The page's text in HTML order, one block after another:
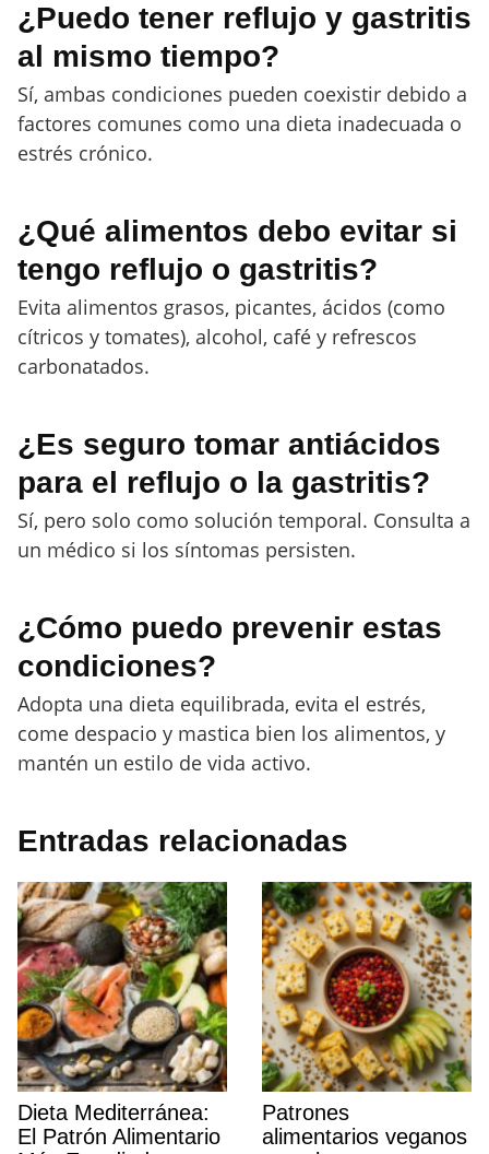
¿Puedo tener reflujo y gastritis
al mismo tiempo?
Sí, ambas condiciones pueden coexistir debido a
factores comunes como una dieta inadecuada o
estrés crónico.
¿Qué alimentos debo evitar si
tengo reflujo o gastritis?
Evita alimentos grasos, picantes, ácidos (como
cítricos y tomates), alcohol, café y refrescos
carbonatados.
¿Es seguro tomar antiácidos
para el reflujo o la gastritis?
Sí, pero solo como solución temporal. Consulta a
un médico si los síntomas persisten.
¿Cómo puedo prevenir estas
condiciones?
Adopta una dieta equilibrada, evita el estrés,
come despacio y mastica bien los alimentos, y
mantén un estilo de vida activo.
Entradas relacionadas
Dieta Mediterránea:
El Patrón Alimentario
Patrones
alimentarios veganos